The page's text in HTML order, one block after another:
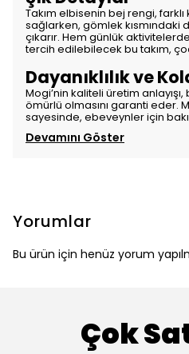
Takım elbisenin bej rengi,
sağlarken, gömlek kısmındaki
çıkarır. Hem günlük
tercih edilebilecek bu takım,
Dayanıklılık ve
Mogi’nin kaliteli üretim
ömürlü olmasını garanti eder.
sayesinde, ebeveynler için
Devamını Göster
Yorumlar
Bu ürün için henüz yorum
Çok